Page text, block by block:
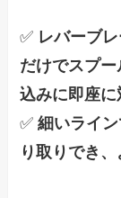
✅ レバーブ
だけでスプ
込みに即座に
✅細いライ
り取りでき